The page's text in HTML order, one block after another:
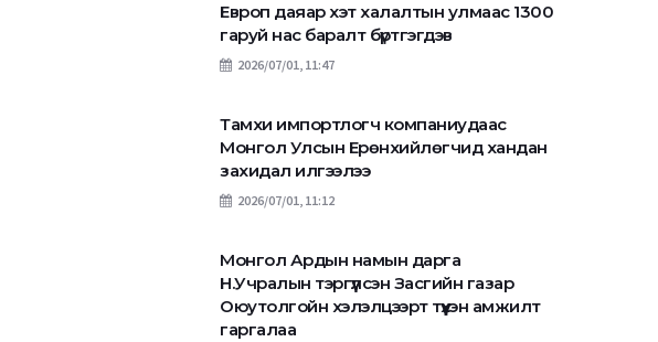
Европ даяар хэт халалтын улмаас 1300
гаруй нас баралт бүртгэгдэв
2026/07/01, 11:47
Тамхи импортлогч компаниудаас
Монгол Улсын Ерөнхийлөгчид хандан
захидал илгээлээ
2026/07/01, 11:12
Монгол Ардын намын дарга
Н.Учралын тэргүүлсэн Засгийн газар
Оюутолгойн хэлэлцээрт түүхэн амжилт
гаргалаа